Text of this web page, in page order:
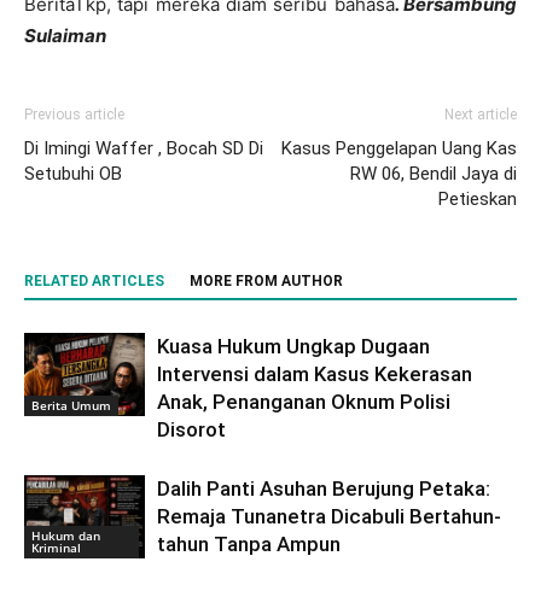
Sulaiman
Previous article
Di Imingi Waffer , Bocah SD Di
Setubuhi OB
Next article
Kasus Penggelapan Uang Kas
RW 06, Bendil Jaya di
Petieskan
RELATED ARTICLES MORE FROM AUTHOR
Berita Umum
Kuasa Hukum Ungkap Dugaan
Intervensi dalam Kasus Kekerasan
Anak, Penanganan Oknum Polisi
Disorot
Hukum dan
Kriminal
Dalih Panti Asuhan Berujung Petaka:
Remaja Tunanetra Dicabuli Bertahun-
tahun Tanpa Ampun